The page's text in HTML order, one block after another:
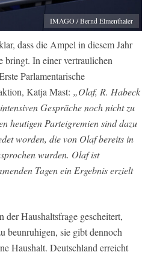
IMAGO / Bernd Elmenthaler
dass die Ampel in diesem Jahr
bringt. In einer vertraulichen
Parlamentarische
Katja Mast: „Olaf, R. Habeck
Gespräche noch nicht zu
heutigen Parteigremien sind dazu
worden, die von Olaf bereits in
wurden. Olaf ist
Tagen ein Ergebnis erzielt
Haushaltsfrage gescheitert,
beunruhigen, sie gibt dennoch
Haushalt. Deutschland erreicht